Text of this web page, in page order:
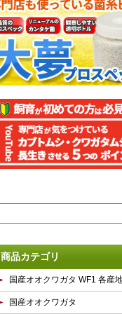
商品カテゴリ
国産オオクワガタ WF1 各産
国産オオクワガタ